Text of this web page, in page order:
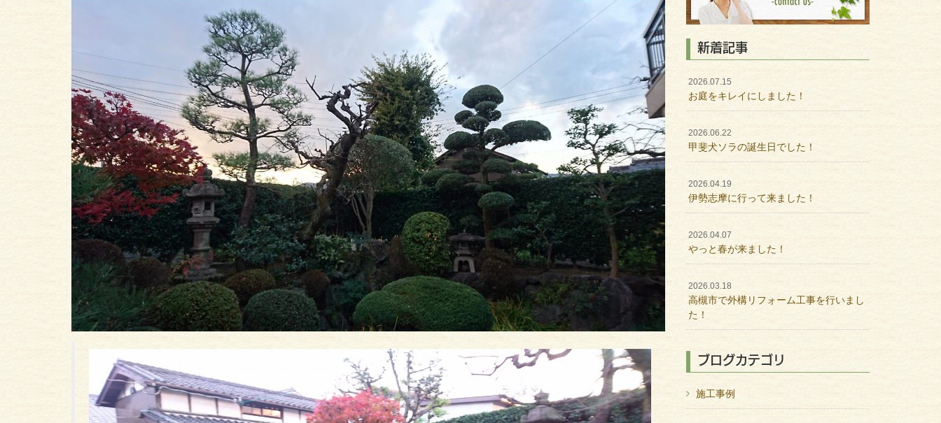
新着記事
2026.07.15
お庭をキレイにしました！
2026.06.22
甲斐犬ソラの誕生日でした！
2026.04.19
伊勢志摩に行って来ました！
2026.04.07
やっと春が来ました！
2026.03.18
高槻市で外構リフォーム工事を行いまし
た！
ブログカテゴリ
施工事例